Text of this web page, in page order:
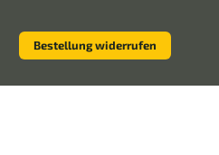
Bestellung widerrufen